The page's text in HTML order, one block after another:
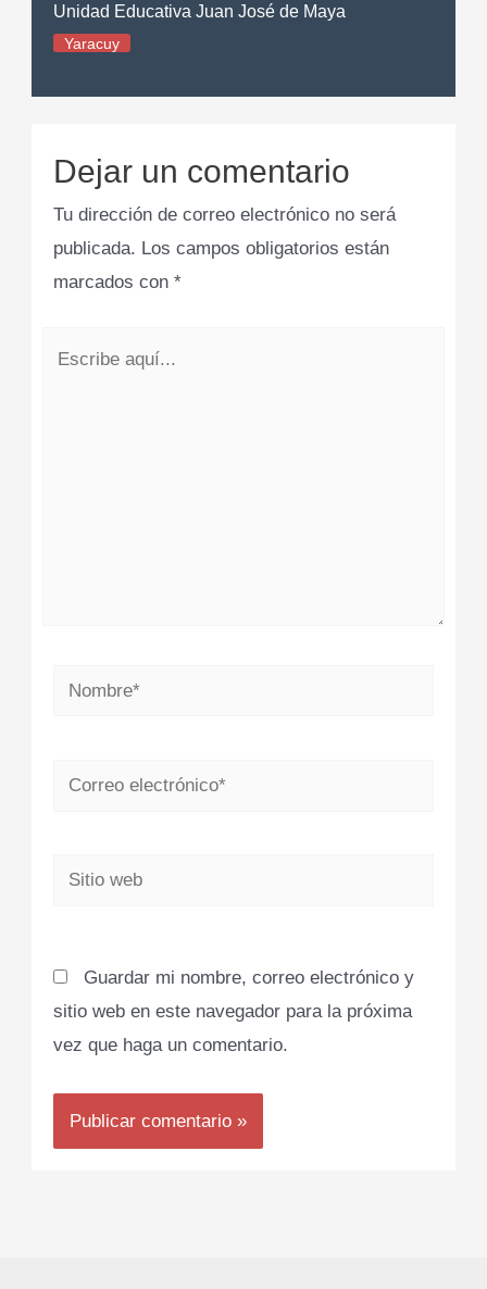
Unidad Educativa Juan José de Maya
Yaracuy
Dejar un comentario
Tu dirección de correo electrónico no será
publicada. Los campos obligatorios están
marcados con*
Nombre*
Correo
Sitio
Guardar mi nombre, correo electrónico y
sitio web en este navegador para la próxima
vez que haga un comentario.